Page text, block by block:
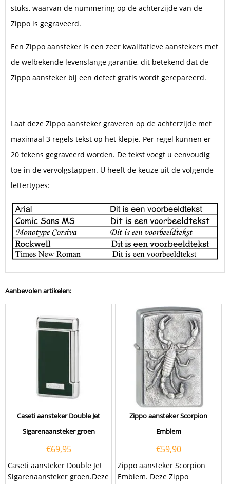
stuks, waarvan de nummering op de achterzijde van de
Zippo is gegraveerd.
Een Zippo aansteker is een zeer kwalitatieve aanstekers met
de welbekende levenslange garantie, dit betekend dat de
Zippo aansteker bij een defect gratis wordt gerepareerd.
Laat deze Zippo aansteker graveren op de achterzijde met
maximaal 3 regels tekst op het klepje. Per regel kunnen er
20 tekens gegraveerd worden. De tekst voegt u eenvoudig
toe in de vervolgstappen. U heeft de keuze uit de volgende
lettertypes:
Aanbevolen artikelen:
Caseti aansteker Double Jet
Sigarenaansteker groen
€69,95
Caseti aansteker Double Jet
Sigarenaansteker groen.Deze
Zippo aansteker Scorpion
Emblem
€59,90
Zippo aansteker Scorpion
Emblem. Deze Zippo